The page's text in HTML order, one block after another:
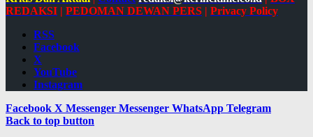
REDAKSI | PEDOMAN DEWAN PERS | Privacy Policy
RSS
Facebook
X
YouTube
Instagram
Facebook X Messenger Messenger WhatsApp Telegram
Back to top button